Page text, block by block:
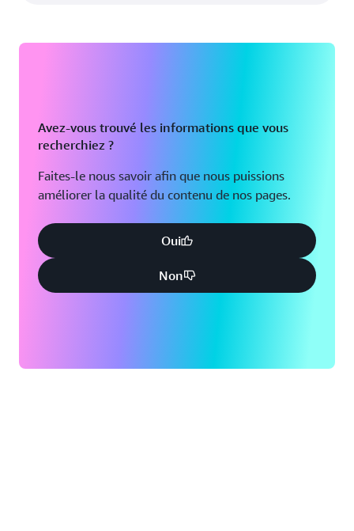
Avez-vous trouvé les informations que vous
recherchiez ?
Faites-le nous savoir afin que nous puissions
améliorer la qualité du contenu de nos pages.
Oui
Non